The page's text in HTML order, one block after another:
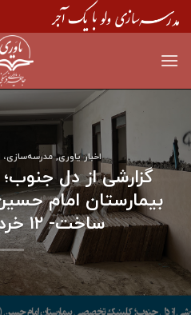
Skip
to
اخبار یاوری,مدرسه‌سازی،
گزارشی از دل
بیمارستان امام
ساخت- ۱۲ خردادماه ۱۴۰۴